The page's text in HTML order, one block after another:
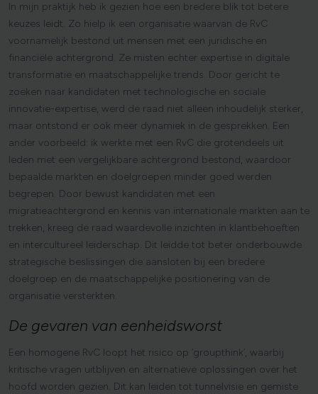
In mijn praktijk heb ik gezien hoe een bredere blik tot betere
keuzes leidt. Zo hielp ik een organisatie waarvan de RvC
voornamelijk bestond uit mensen met een juridische en
financiële achtergrond. Ze misten echter expertise in digitale
transformatie en maatschappelijke trends. Door gericht te
zoeken naar kandidaten met technologische en sociale
innovatie-expertise, werd de raad niet alleen inhoudelijk sterker,
maar ontstond er ook meer dynamiek in de gesprekken. Een
ander voorbeeld: ik werkte met een RvC die grotendeels uit
leden met een vergelijkbare achtergrond bestond, waardoor
bepaalde markten en doelgroepen minder goed werden
begrepen. Door bewust kandidaten met een
migratieachtergrond en kennis van internationale markten aan te
trekken, kreeg de raad waardevolle inzichten in klantbehoeften
en intercultureel leiderschap. Dit leidde tot beter onderbouwde
strategische beslissingen die aansloten bij een bredere
doelgroep en de maatschappelijke positionering van de
organisatie versterkten.
De gevaren van eenheidsworst
Een homogene RvC loopt het risico op ‘groupthink’, waarbij
kritische vragen uitblijven en alternatieve oplossingen over het
hoofd worden gezien. Dit kan leiden tot tunnelvisie en gemiste